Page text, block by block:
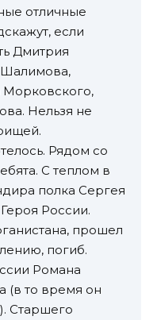
отличные
если
Дмитрия
Нельзя не
Рядом со
С теплом в
полка Сергея
России.
прошел
погиб.
Романа
(в то время он
Старшего